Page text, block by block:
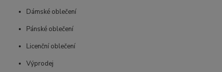
Dámské oblečení
Pánské oblečení
Licenční oblečení
Výprodej